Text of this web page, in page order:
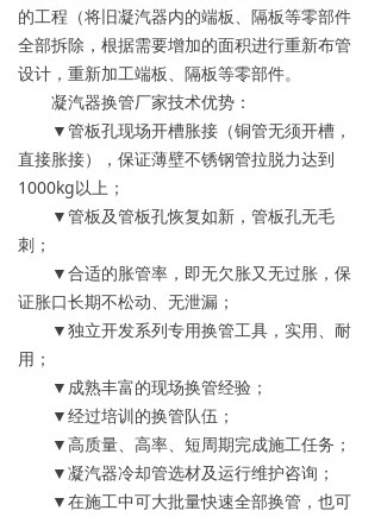
的工程（将旧凝汽器内的端板、隔板等零部件
全部拆除，根据需要增加的面积进行重新布管
设计，重新加工端板、隔板等零部件。
凝汽器换管厂家技术优势：
▼管板孔现场开槽胀接（铜管无须开槽，
直接胀接），保证薄壁不锈钢管拉脱力达到
1000kg以上；
▼管板及管板孔恢复如新，管板孔无毛
刺；
▼合适的胀管率，即无欠胀又无过胀，保
证胀口长期不松动、无泄漏；
▼独立开发系列专用换管工具，实用、耐
用；
▼成熟丰富的现场换管经验；
▼经过培训的换管队伍；
▼高质量、高率、短周期完成施工任务；
▼凝汽器冷却管选材及运行维护咨询；
▼在施工中可大批量快速全部换管，也可